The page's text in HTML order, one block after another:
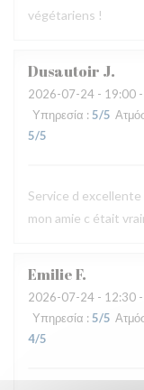
végétariens !
Dusautoir J
2026-07-24 - 19:00 -
Υπηρεσία : 5/5
5/5
Service d
mon amie c était
EmilieF
2026-07-24 - 12:30 -
Υπηρεσία :5/5
4/5